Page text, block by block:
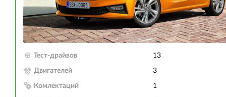
Тест-драйвов 13
Двигателей 3
Комлектаций 1